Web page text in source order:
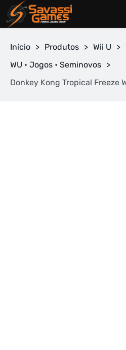
Início > Produtos > Wii U >
WU • Jogos • Seminovos >
Donkey Kong Tropical Freeze